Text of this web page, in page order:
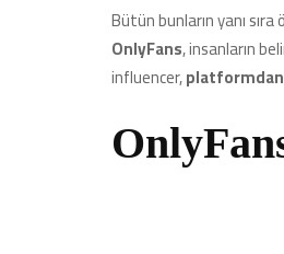
Bütün bunların yanı
OnlyFans, insanların
influencer,